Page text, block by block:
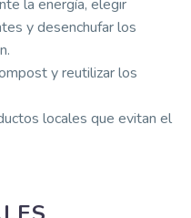
la energía, elegir
y desenchufar los
y reutilizar los
locales que evitan el